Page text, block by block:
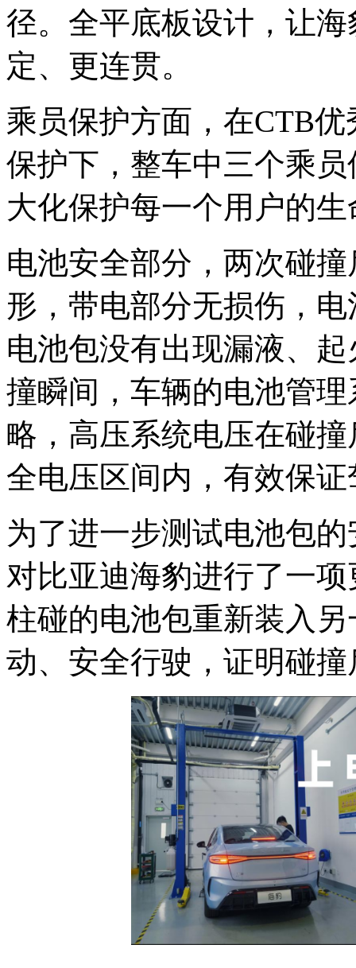
径。全平底板设计，让
定、更连贯。
乘员保护方面，在CTB
保护下，整车中三个乘
大化保护每一个用户的
电池安全部分，两次碰
形，带电部分无损伤，
电池包没有出现漏液、
撞瞬间，车辆的电池管
略，高压系统电压在碰
全电压区间内，有效保
为了进一步测试电池包
对比亚迪海豹进行了一
柱碰的电池包重新装入
动、安全行驶，证明碰